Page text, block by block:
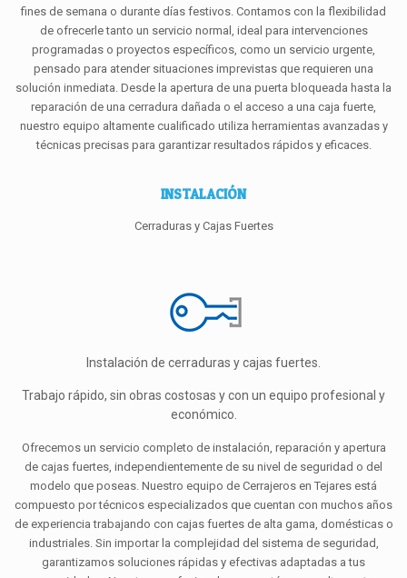
fines de semana o durante días festivos. Contamos con la flexibilidad
de ofrecerle tanto un servicio normal, ideal para intervenciones
programadas o proyectos específicos, como un servicio urgente,
pensado para atender situaciones imprevistas que requieren una
solución inmediata. Desde la apertura de una puerta bloqueada hasta la
reparación de una cerradura dañada o el acceso a una caja fuerte,
nuestro equipo altamente cualificado utiliza herramientas avanzadas y
técnicas precisas para garantizar resultados rápidos y eficaces.
INSTALACIÓN
Cerraduras y Cajas Fuertes
Instalación de cerraduras y cajas fuertes.
Trabajo rápido, sin obras costosas y con un equipo profesional y
económico.
Ofrecemos un servicio completo de instalación, reparación y apertura
de cajas fuertes, independientemente de su nivel de seguridad o del
modelo que poseas. Nuestro equipo de Cerrajeros en Tejares está
compuesto por técnicos especializados que cuentan con muchos años
de experiencia trabajando con cajas fuertes de alta gama, domésticas o
industriales. Sin importar la complejidad del sistema de seguridad,
garantizamos soluciones rápidas y efectivas adaptadas a tus